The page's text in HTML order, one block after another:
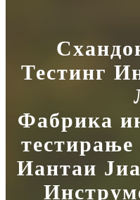
Тестинг
Фабрика
тестирање
Иантаи